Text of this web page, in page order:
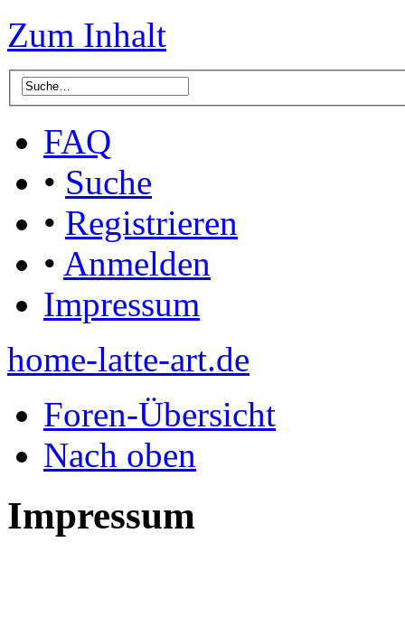
Zum Inhalt
FAQ
• Suche
• Registrieren
• Anmelden
Impressum
home-latte-art.de
Foren-Übersicht
Nach oben
Impressum